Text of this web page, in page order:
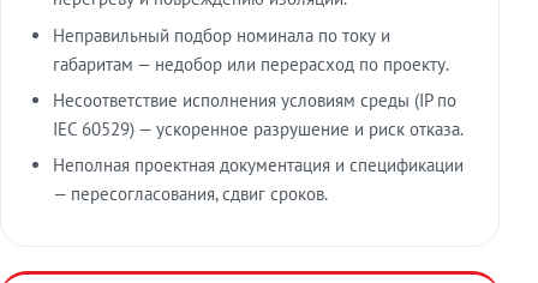
Неправильный подбор номинала по току и
габаритам — недобор или перерасход по проекту.
Несоответствие исполнения условиям среды (IP по
IEC 60529) — ускоренное разрушение и риск отказа.
Неполная проектная документация и спецификации
— пересогласования, сдвиг сроков.